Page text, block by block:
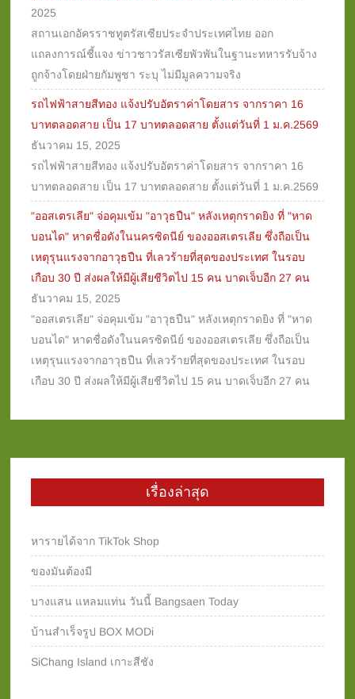
2025
สถานเอกอัครราชทูตรัสเซียประจำประเทศไทย ออก
แถลงการณ์ชี้แจง ข่าวชาวรัสเซียพัวพันในฐานะทหารรับจ้าง
ถูกจ้างโดยฝ่ายกัมพูชา ระบุ ไม่มีมูลความจริง
รถไฟฟ้าสายสีทอง แจ้งปรับอัตราค่าโดยสาร จากราคา 16
บาทตลอดสาย เป็น 17 บาทตลอดสาย ตั้งแต่วันที่ 1 ม.ค.2569
ธันวาคม 15, 2025
รถไฟฟ้าสายสีทอง แจ้งปรับอัตราค่าโดยสาร จากราคา 16
บาทตลอดสาย เป็น 17 บาทตลอดสาย ตั้งแต่วันที่ 1 ม.ค.2569
"ออสเตรเลีย" จ่อคุมเข้ม "อาวุธปืน" หลังเหตุกราดยิง ที่ "หาด
บอนได" หาดชื่อดังในนครซิดนีย์ ของออสเตรเลีย ซึ่งถือเป็น
เหตุรุนแรงจากอาวุธปืน ที่เลวร้ายที่สุดของประเทศ ในรอบ
เกือบ 30 ปี ส่งผลให้มีผู้เสียชีวิตไป 15 คน บาดเจ็บอีก 27 คน
ธันวาคม 15, 2025
"ออสเตรเลีย" จ่อคุมเข้ม "อาวุธปืน" หลังเหตุกราดยิง ที่ "หาด
บอนได" หาดชื่อดังในนครซิดนีย์ ของออสเตรเลีย ซึ่งถือเป็น
เหตุรุนแรงจากอาวุธปืน ที่เลวร้ายที่สุดของประเทศ ในรอบ
เกือบ 30 ปี ส่งผลให้มีผู้เสียชีวิตไป 15 คน บาดเจ็บอีก 27 คน
เรื่องล่าสุด
หารายได้จาก TikTok Shop
ของมันต้องมี
บางแสน แหลมแท่น วันนี้ Bangsaen Today
บ้านสำเร็จรูป BOX MODi
SiChang Island เกาะสีชัง